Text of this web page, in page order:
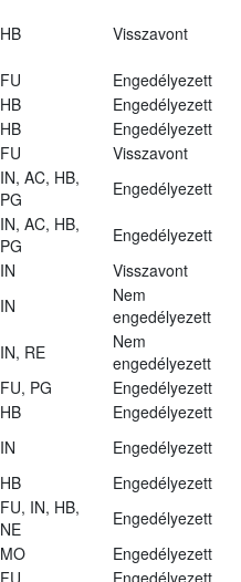
HB Visszavont
FU
Engedélyezett
HB
Engedélyezett
HB
Engedélyezett
FU
Visszavont
IN, AC, HB,
PG
Engedélyezett
IN, AC, HB,
PG
Engedélyezett
IN
Visszavont
IN
Nem
engedélyezett
IN, RE
Nem
engedélyezett
FU, PG
Engedélyezett
HB
Engedélyezett
IN
Engedélyezett
HB
Engedélyezett
FU, IN, HB,
NE
Engedélyezett
MO
Engedélyezett